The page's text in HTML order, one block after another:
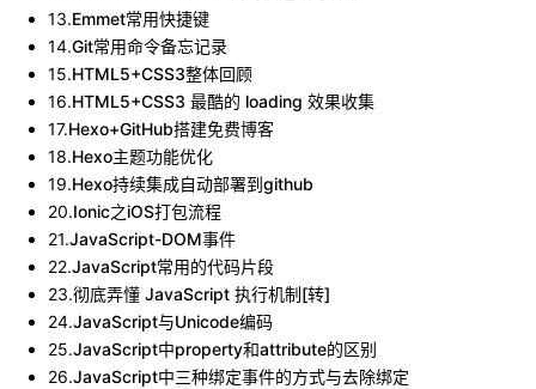
13.Emmet常用快捷键
14.Git常用命令备忘记录
15.HTML5+CSS3整体回顾
16.HTML5+CSS3 最酷的 loading 效果收集
17.Hexo+GitHub搭建免费博客
18.Hexo主题功能优化
19.Hexo持续集成自动部署到github
20.Ionic之iOS打包流程
21.JavaScript-DOM事件
22.JavaScript常用的代码片段
23.彻底弄懂 JavaScript 执行机制[转]
24.JavaScript与Unicode编码
25.JavaScript中property和attribute的区别
26.JavaScript中三种绑定事件的方式与去除绑定